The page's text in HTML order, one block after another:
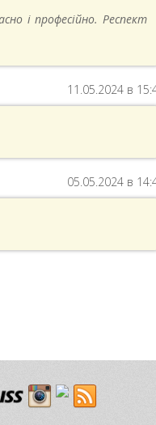
і професійно. Респект
11.05.2024 в
05.05.2024 в